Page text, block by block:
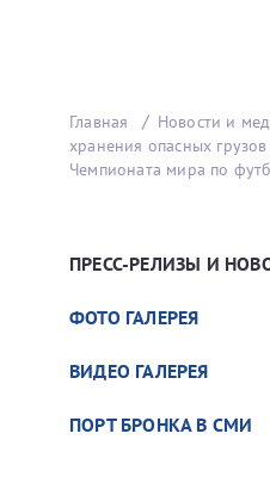
Главная Новости и
хранения опасных
Чемпионата мира по
ПРЕСС-РЕЛИЗЫ И
ФОТО ГАЛЕРЕЯ
ВИДЕО ГАЛЕРЕЯ
ПОРТ БРОНКА В СМИ